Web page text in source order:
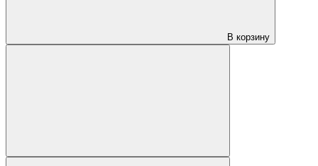
В корзину